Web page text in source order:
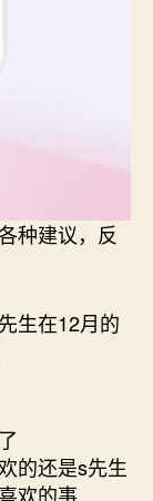
种建议，反
生在12月的
的还是s先生
欢的事